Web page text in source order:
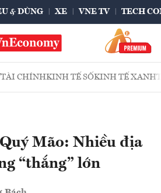
& DÙNG XE VNE TV TECH
TÀI CHÍNHKINH TẾ SỐKINH TẾ XANH
Mão: Nhiều địa
“thắng” lớn